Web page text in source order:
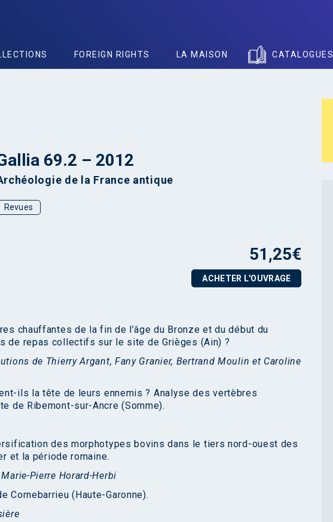
FOREIGN RIGHTS LA MAISON CATALOGUES
69.2 – 2012
de la France antique
Revues
51,25€
ACHETER L'OUVRAGE
chauffantes de la fin de l’âge du Bronze et du début du
de repas collectifs sur le site de Grièges (Ain) ?
de Thierry Argant, Fany Granier, Bertrand Moulin et Caroline
ils la tête de leurs ennemis ? Analyse des vertèbres
de Ribemont-sur-Ancre (Somme).
des morphotypes bovins dans le tiers nord-ouest des
et la période romaine.
Pierre Horard-Herbi
Cornebarrieu (Haute-Garonne).